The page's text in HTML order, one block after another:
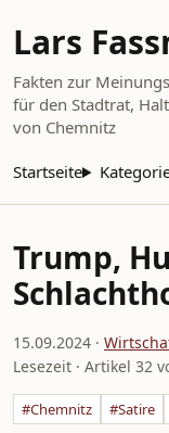
Lars
Fakten zur
für den Stadtrat,
von Chemnitz
Startseite
Trump,
15.09.2024 ·
Lesezeit · Artikel 32
#Chemnitz #Satire